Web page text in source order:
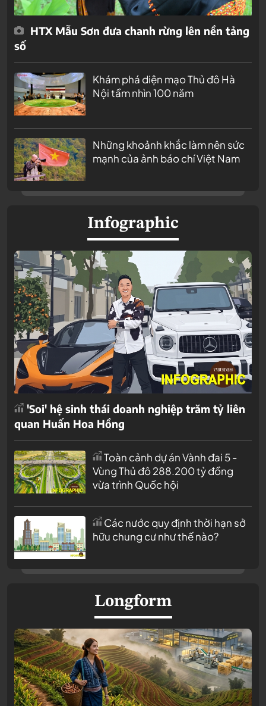
HTX Mẫu Sơn đưa chanh rừng lên nền tảng
số
Khám phá diện mạo Thủ đô Hà
Nội tầm nhìn 100 năm
Những khoảnh khắc làm nên sức
mạnh của ảnh báo chí Việt Nam
Infographic
'Soi' hệ sinh thái doanh nghiệp trăm tỷ liên
quan Huấn Hoa Hồng
Toàn cảnh dự án Vành đai 5 -
Vùng Thủ đô 288.200 tỷ đồng
vừa trình Quốc hội
Các nước quy định thời hạn sở
hữu chung cư như thế nào?
Longform